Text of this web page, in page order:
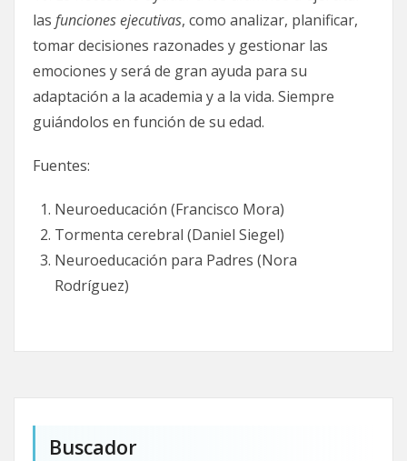
las funciones ejecutivas, como analizar, planificar,
tomar decisiones razonades y gestionar las
emociones y será de gran ayuda para su
adaptación a la academia y a la vida. Siempre
guiándolos en función de su edad.
Fuentes:
Neuroeducación (Francisco Mora)
Tormenta cerebral (Daniel Siegel)
Neuroeducación para Padres (Nora
Rodríguez)
Buscador